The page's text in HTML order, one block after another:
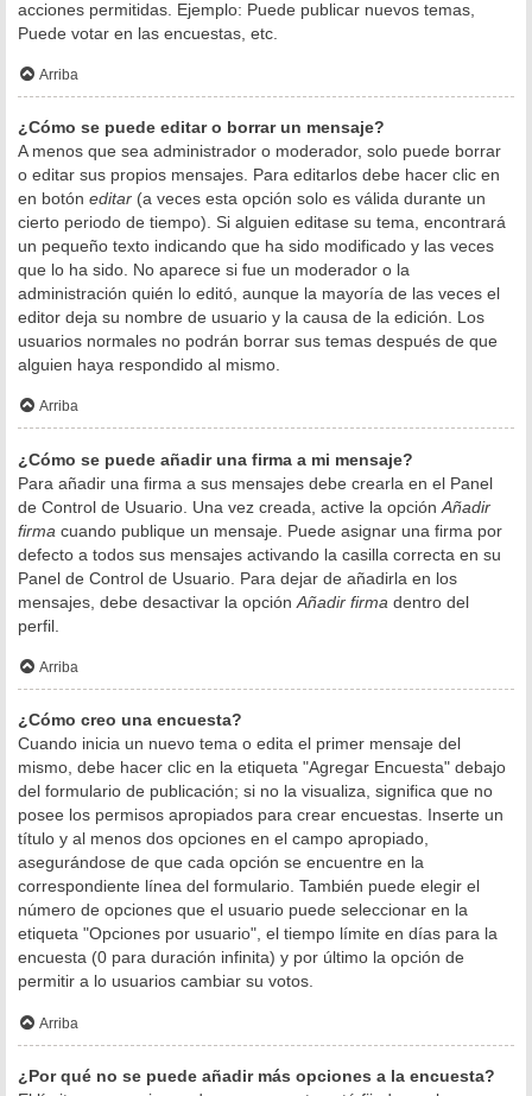
acciones permitidas. Ejemplo: Puede publicar nuevos temas,
Puede votar en las encuestas, etc.
Arriba
¿Cómo se puede editar o borrar un mensaje?
A menos que sea administrador o moderador, solo puede borrar
o editar sus propios mensajes. Para editarlos debe hacer clic en
en botón editar (a veces esta opción solo es válida durante un
cierto periodo de tiempo). Si alguien editase su tema, encontrará
un pequeño texto indicando que ha sido modificado y las veces
que lo ha sido. No aparece si fue un moderador o la
administración quién lo editó, aunque la mayoría de las veces el
editor deja su nombre de usuario y la causa de la edición. Los
usuarios normales no podrán borrar sus temas después de que
alguien haya respondido al mismo.
Arriba
¿Cómo se puede añadir una firma a mi mensaje?
Para añadir una firma a sus mensajes debe crearla en el Panel
de Control de Usuario. Una vez creada, active la opción Añadir
firma cuando publique un mensaje. Puede asignar una firma por
defecto a todos sus mensajes activando la casilla correcta en su
Panel de Control de Usuario. Para dejar de añadirla en los
mensajes, debe desactivar la opción Añadir firma dentro del
perfil.
Arriba
¿Cómo creo una encuesta?
Cuando inicia un nuevo tema o edita el primer mensaje del
mismo, debe hacer clic en la etiqueta "Agregar Encuesta" debajo
del formulario de publicación; si no la visualiza, significa que no
posee los permisos apropiados para crear encuestas. Inserte un
título y al menos dos opciones en el campo apropiado,
asegurándose de que cada opción se encuentre en la
correspondiente línea del formulario. También puede elegir el
número de opciones que el usuario puede seleccionar en la
etiqueta "Opciones por usuario", el tiempo límite en días para la
encuesta (0 para duración infinita) y por último la opción de
permitir a lo usuarios cambiar su votos.
Arriba
¿Por qué no se puede añadir más opciones a la encuesta?